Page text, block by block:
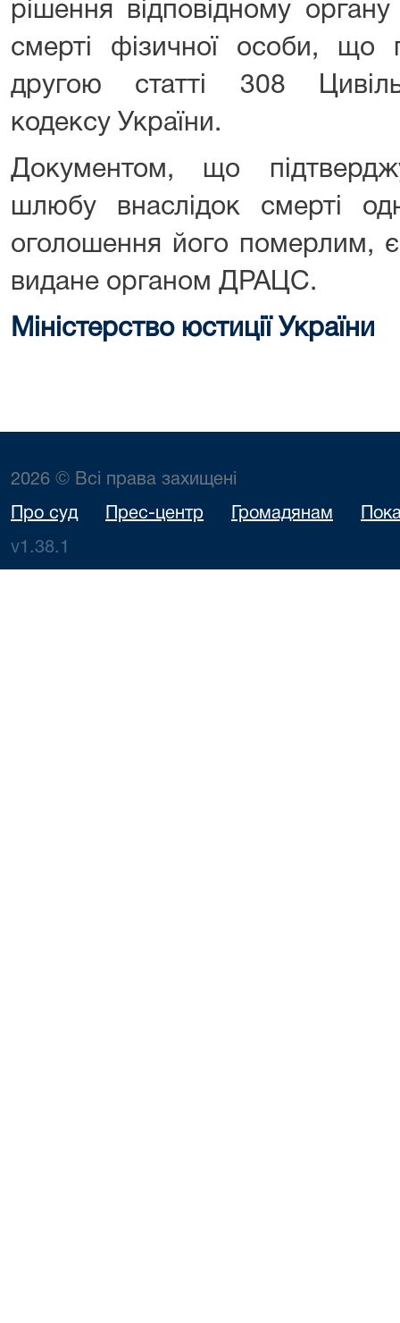
рішення відповідному
смерті фізичної особи, що
другою статті 308
кодексу України.
Документом, що
шлюбу внаслідок смерті
оголошення його померлим,
видане органом ДРАЦС.
Міністерство юстиції України
2026 © Всі права захищені
Про суд Прес-центр Громадянам
v1.38.1